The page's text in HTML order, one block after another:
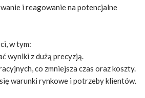
i reagowanie na potencjalne
w tym:
wyniki z dużą precyzją.
co zmniejsza czas oraz koszty.
warunki rynkowe i potrzeby klientów.